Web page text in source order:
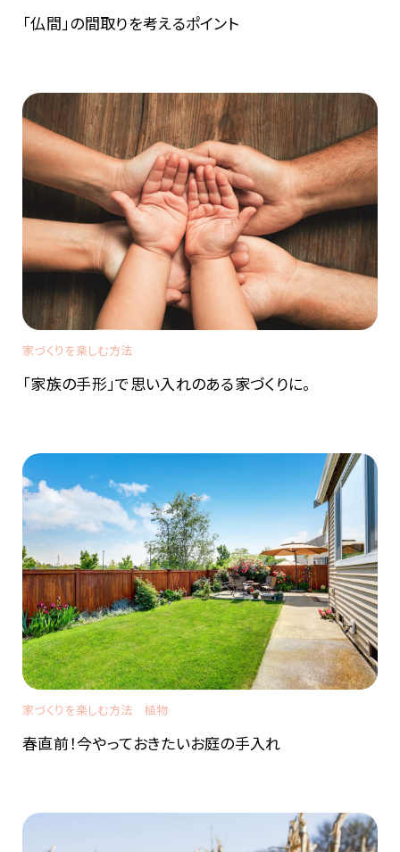
「仏間」の間取りを考えるポイント
家づくりを楽しむ方法
「家族の手形」で思い入れのある家づくりに。
家づくりを楽しむ方法 植物
春直前！今やっておきたいお庭の手入れ